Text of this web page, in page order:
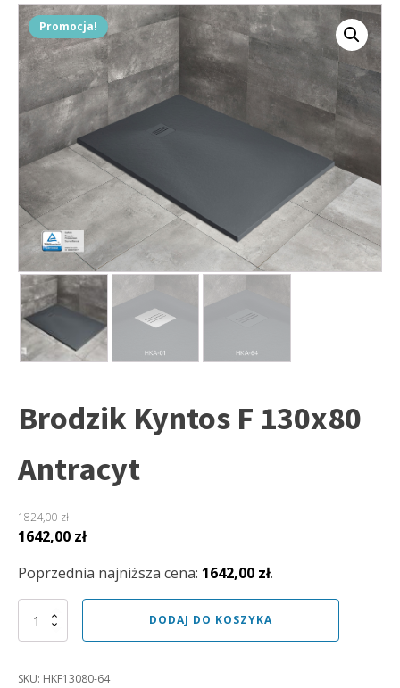
Promocja!
Brodzik Kyntos F 130x80
Antracyt
1824,00zł
Pierwotna
wynosiła:
1824,00 zł.
1642,00 złAktualna
wynosi:
1642,00 zł.
Poprzednia najniższa cena: 1642,00 zł.
ilość
Brodzik
130x80
DODAJ DO KOSZYKA
SKU: HKF13080-64